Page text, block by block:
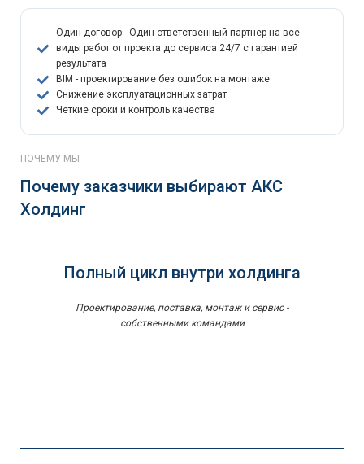
Один договор - Один ответственный партнер на все
виды работ от проекта до сервиса 24/7 с гарантией
результата
BIM - проектирование без ошибок на монтаже
Снижение эксплуатационных затрат
Четкие сроки и контроль качества
ПОЧЕМУ МЫ
Почему заказчики выбирают АКС
Холдинг
Полный цикл внутри холдинга
Проектирование, поставка, монтаж и сервис -
собственными командами